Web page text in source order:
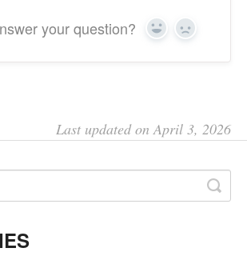
your question? Yes No
Last updated on April 3, 2026